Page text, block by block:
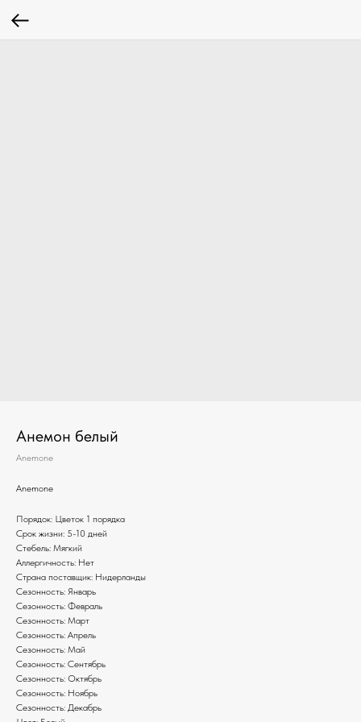
Анемон белый
Anemone
Anemone
Порядок: Цветок 1 порядка
Срок жизни: 5-10 дней
Стебель: Мягкий
Аллергичность: Нет
Страна поставщик: Нидерланды
Сезонность: Январь
Сезонность: Февраль
Сезонность: Март
Сезонность: Апрель
Сезонность: Май
Сезонность: Сентябрь
Сезонность: Октябрь
Сезонность: Ноябрь
Сезонность: Декабрь